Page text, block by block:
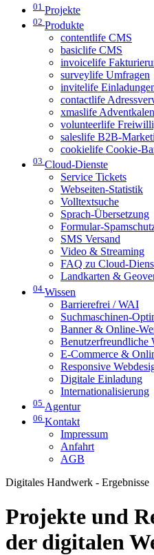
01 Projekte
02 Produkte
contentlife CMS
basiclife CMS
invoicelife
surveylife Umfragen
invitelife
contactlife
xmaslife
volunteerlife
saleslife B2B-
cookielife Cookie-
03 Cloud-Dienste
Service Tickets
Webseiten-Statistik
Volltextsuche
Sprach-Übersetzung
Formular-
SMS Versand
Video & Streaming
FAQ zu Cloud-
Landkarten &
04 Wissen
Barrierefrei / WAI
Suchmaschinen-
Banner & Online-
Benutzerfreundliche
E-Commerce &
Responsive
Digitale Einladung
Internationalisierung
05 Agentur
06 Kontakt
Impressum
Anfahrt
AGB
Digitales Handwerk - Ergebnisse
Projekte und
der digitalen